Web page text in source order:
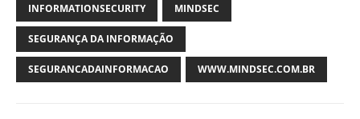
INFORMATIONSECURITY MINDSEC
SEGURANÇA DA INFORMAÇÃO
SEGURANCADAINFORMACAO WWW.MINDSEC.COM.BR